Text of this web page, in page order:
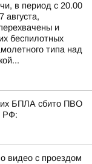
в период с 20.00
августа,
и
беспилотных
типа над
БПЛА сбито ПВО
РФ:
видео с проездом